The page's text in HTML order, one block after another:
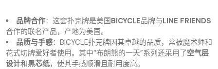
品牌合作：这套扑克牌是美国BICYCLE品牌与LINE FRIENDS
合作的联名产品，产地为美国。
品质与手感：BICYCLE扑克牌因其卓越的品质，常被魔术师和
花式切牌爱好者使用。其中“布朗熊的一天”系列还采用了空气层
设计和黑芯纸，使其手感顺滑且耐用度高。